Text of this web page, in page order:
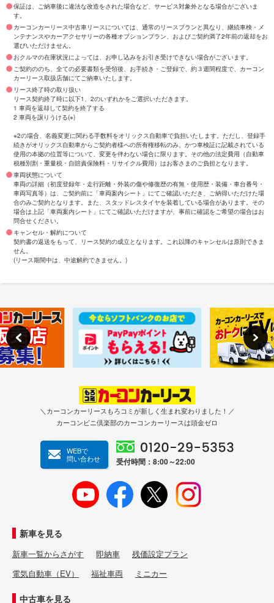
保証は、ご納車後に違法な改造をされた場合など、サービス対象外となる場合がございま
す。
カーコンカーリース中古車リースについては、通常のリースプランと異なり、継続車検・メ
ンテナンスやカーアクセサリーの各種オプションプラン、およびご契約満了2年前の返却をお
選びいただけません。
おクルマの在庫状況によっては、お申し込みをお引き受けできない場合がございます。
ご契約ののち、全ての必要書類を受領後、お手続き・ご登録で、約３週間程度で、カーコン
カーリース取扱店舗にてご納車いたします。
リース終了時の取り扱い
リース契約終了時に以下1、2のいずれかをご選択いただきます。
1 車両を返却して契約を終了する
2 車両を譲りうける(※)
※2の場合、名義変更に関わる手数料をオリックス自動車で負担いたします。ただし、登録手
続きがオリックス自動車からご契約者様への所有権移転のみ、かつ車検証に記載されている
使用の本拠の位置等について、変更を伴わない場合に限ります。その他の法定費用（自動車
税種別割・重量税・自賠責保険料・リサイクル費用）はお客さまのご負担となります。
車両状態について
車両の詳細（初度登録年・走行距離・外装の傷や修復歴の有無・使用歴・装備・車台番号・
車両写真等）は、ご契約前に「車両案内シート」にてご確認いただき、ご納得いただけた場
合のみご契約となります。また、スタッドレスタイヤを装着している場合があります。その
場合は上記「車両案内シート」にてご確認いただけますが、事前に確認をご希望の場合はお
問合せください。
キャンセル・解約について
契約書の返送をもって、リース契約の成立となります。これ以降のキャンセルは原則できま
せん。
(リース期間中は、中途解約できません。)
＼カーコンカーリースもろコミが新しく生まれ変わりました！／
カーコンビニ倶楽部のカーコンカーリースは頭金ゼロ
WEBで
問い合わせ
受付時間：8:00～22:00
新車を見る
新車一覧からさがす 即納車
残価設定プラン
電気自動車（EV）
福祉車両 ミニカー
中古車を見る